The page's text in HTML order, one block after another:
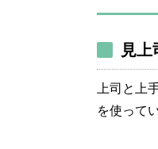
見
上司と上
を使って